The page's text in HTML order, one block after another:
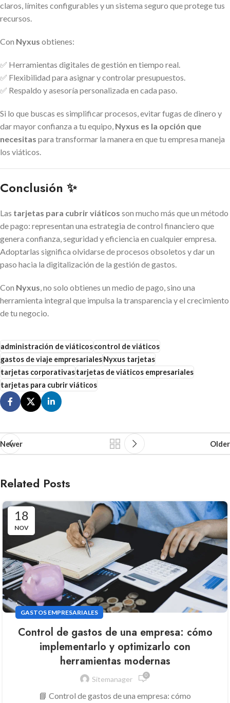
claros, límites configurables y un sistema seguro que protege tus
recursos.
Con Nyxus obtienes:
✅ Herramientas digitales de gestión en tiempo real.
✅ Flexibilidad para asignar y controlar presupuestos.
✅ Respaldo y asesoría personalizada en cada paso.
Si lo que buscas es simplificar procesos, evitar fugas de dinero y
dar mayor confianza a tu equipo, Nyxus es la opción que
necesitas para transformar la manera en que tu empresa maneja
los viáticos.
Conclusión ✨
Las tarjetas para cubrir viáticos son mucho más que un método
de pago: representan una estrategia de control financiero que
genera confianza, seguridad y eficiencia en cualquier empresa.
Adoptarlas significa olvidarse de procesos obsoletos y dar un
paso hacia la digitalización de la gestión de gastos.
Con Nyxus, no solo obtienes un medio de pago, sino una
herramienta integral que impulsa la transparencia y el crecimiento
de tu negocio.
administración de viáticoscontrol de viáticos
gastos de viaje empresarialesNyxus tarjetas
tarjetas corporativastarjetas de viáticos empresariales
tarjetas para cubrir viáticos
Newer Older
Related Posts
18
NOV
GASTOS EMPRESARIALES
Control de gastos de una empresa: cómo
implementarlo y optimizarlo con
herramientas modernas
Sitemanager 0
📘 Control de gastos de una empresa: cómo